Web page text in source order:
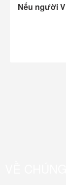
Nếu người